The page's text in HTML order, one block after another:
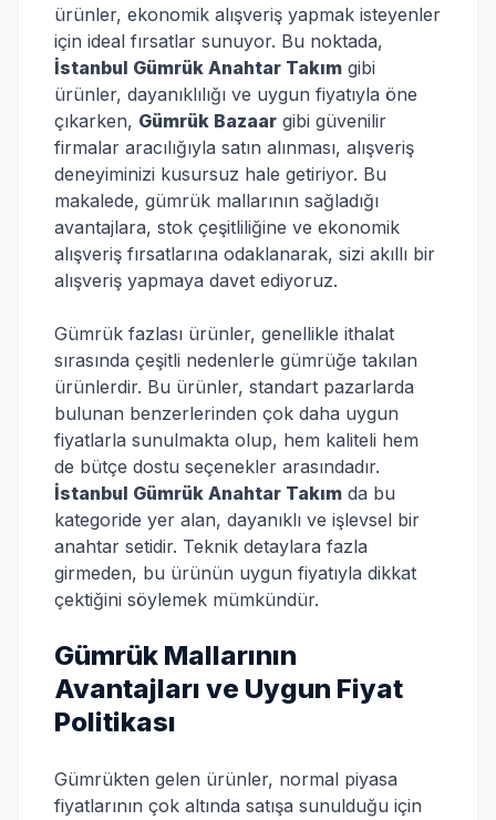
ürünler, ekonomik alışveriş yapmak isteyenler
için ideal fırsatlar sunuyor. Bu noktada,
İstanbul Gümrük Anahtar Takım gibi
ürünler, dayanıklılığı ve uygun fiyatıyla öne
çıkarken, Gümrük Bazaar gibi güvenilir
firmalar aracılığıyla satın alınması, alışveriş
deneyiminizi kusursuz hale getiriyor. Bu
makalede, gümrük mallarının sağladığı
avantajlara, stok çeşitliliğine ve ekonomik
alışveriş fırsatlarına odaklanarak, sizi akıllı bir
alışveriş yapmaya davet ediyoruz.
Gümrük fazlası ürünler, genellikle ithalat
sırasında çeşitli nedenlerle gümrüğe takılan
ürünlerdir. Bu ürünler, standart pazarlarda
bulunan benzerlerinden çok daha uygun
fiyatlarla sunulmakta olup, hem kaliteli hem
de bütçe dostu seçenekler arasındadır.
İstanbul Gümrük Anahtar Takım da bu
kategoride yer alan, dayanıklı ve işlevsel bir
anahtar setidir. Teknik detaylara fazla
girmeden, bu ürünün uygun fiyatıyla dikkat
çektiğini söylemek mümkündür.
Gümrük Mallarının
Avantajları ve Uygun Fiyat
Politikası
Gümrükten gelen ürünler, normal piyasa
fiyatlarının çok altında satışa sunulduğu için